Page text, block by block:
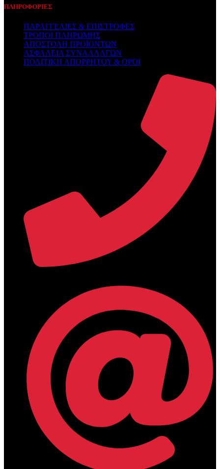
ΠΛΗΡΟΦΟΡΙΕΣ
ΠΑΡΑΓΓΕΛΙΕΣ & ΕΠΙΣΤΡΟΦΕΣ
ΤΡΟΠΟΙ ΠΛΗΡΩΜΗΣ
ΑΠΟΣΤΟΛΗ ΠΡΟΪΟΝΤΩΝ
ΑΣΦΑΛΕΙΑ ΣΥΝΑΛΛΑΓΩΝ
ΠΟΛΙΤΙΚΗ ΑΠΟΡΡΗΤΟΥ & ΟΡΟΙ